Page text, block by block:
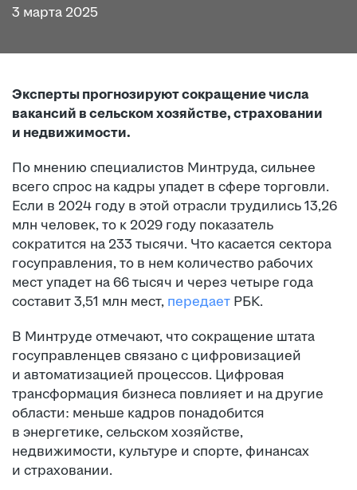
3 марта 2025
Эксперты прогнозируют сокращение числа
вакансий в сельском хозяйстве, страховании
и недвижимости.
По мнению специалистов Минтруда, сильнее
всего спрос на кадры упадет в сфере торговли.
Если в 2024 году в этой отрасли трудились 13,26
млн человек, то к 2029 году показатель
сократится на 233 тысячи. Что касается сектора
госуправления, то в нем количество рабочих
мест упадет на 66 тысяч и через четыре года
составит 3,51 млн мест, передает РБК.
В Минтруде отмечают, что сокращение штата
госуправленцев связано с цифровизацией
и автоматизацией процессов. Цифровая
трансформация бизнеса повлияет и на другие
области: меньше кадров понадобится
в энергетике, сельском хозяйстве,
недвижимости, культуре и спорте, финансах
и страховании.